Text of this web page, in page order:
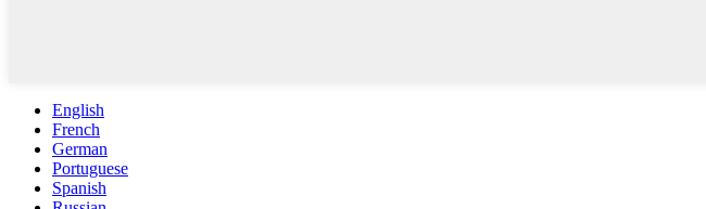
English
French
German
Portuguese
Spanish